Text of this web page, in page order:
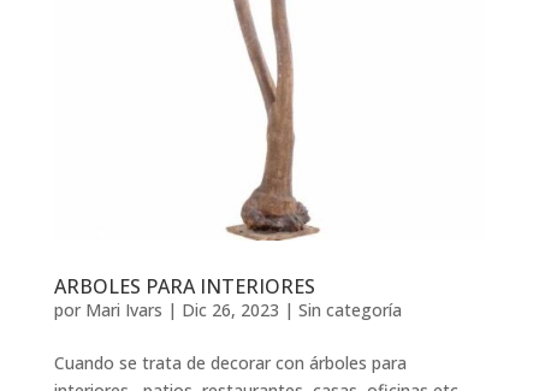
ARBOLES PARA INTERIORES
por Mari Ivars | Dic 26, 2023 | Sin categoría
Cuando se trata de decorar con árboles para